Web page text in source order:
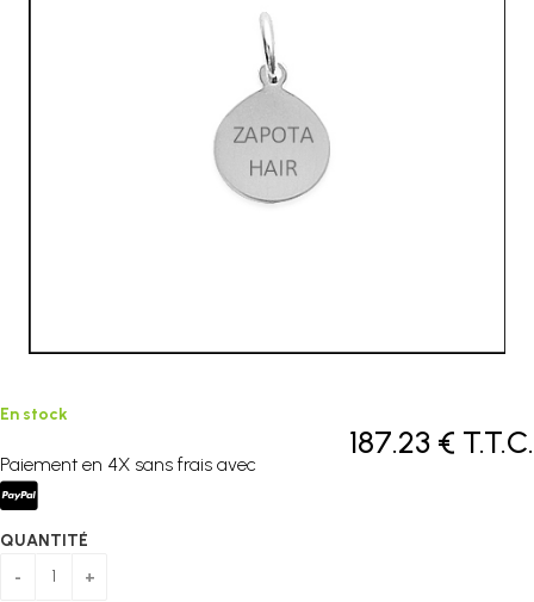
187.23 € T.T.C.
En stock
Paiement en 4X sans frais avec
QUANTITÉ